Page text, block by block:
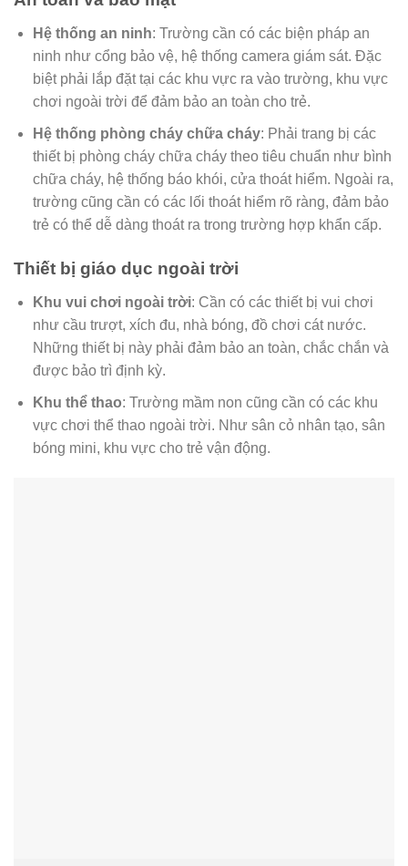
Hệ thống an ninh: Trường cần có các biện pháp an
ninh như cổng bảo vệ, hệ thống camera giám sát. Đặc
biệt phải lắp đặt tại các khu vực ra vào trường, khu vực
chơi ngoài trời để đảm bảo an toàn cho trẻ.
Hệ thống phòng cháy chữa cháy: Phải trang bị các
thiết bị phòng cháy chữa cháy theo tiêu chuẩn như bình
chữa cháy, hệ thống báo khói, cửa thoát hiểm. Ngoài ra,
trường cũng cần có các lối thoát hiểm rõ ràng, đảm bảo
trẻ có thể dễ dàng thoát ra trong trường hợp khẩn cấp.
Thiết bị giáo dục ngoài trời
Khu vui chơi ngoài trời: Cần có các thiết bị vui chơi
như cầu trượt, xích đu, nhà bóng, đồ chơi cát nước.
Những thiết bị này phải đảm bảo an toàn, chắc chắn và
được bảo trì định kỳ.
Khu thể thao: Trường mầm non cũng cần có các khu
vực chơi thể thao ngoài trời. Như sân cỏ nhân tạo, sân
bóng mini, khu vực cho trẻ vận động.